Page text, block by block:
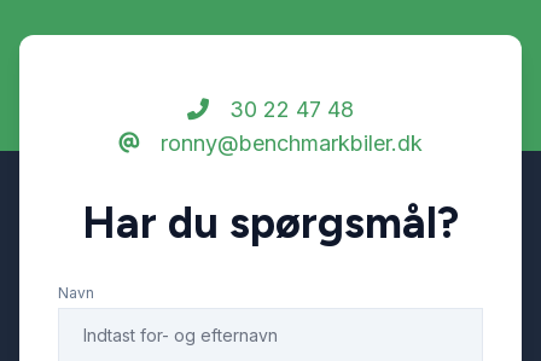
30 22 47 48
ronny@benchmarkbiler.dk
Har du spørgsmål?
Navn